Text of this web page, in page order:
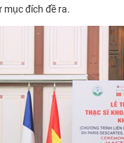
đích đề ra.